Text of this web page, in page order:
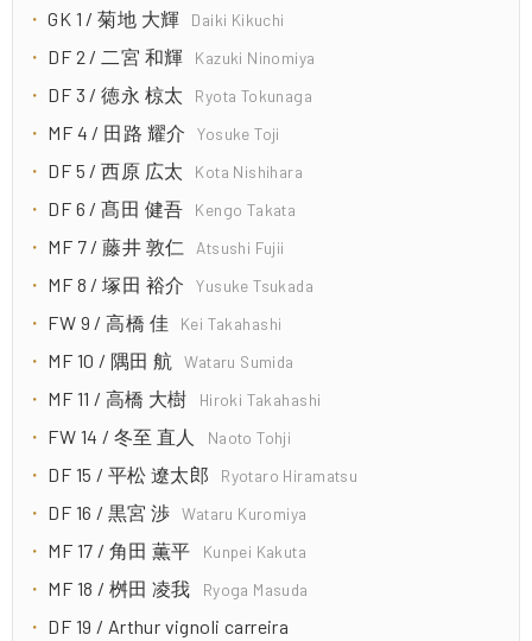
GK 1 / 菊地 大輝 Daiki Kikuchi
DF 2 / 二宮 和輝 Kazuki Ninomiya
DF 3 / 徳永 椋太 Ryota Tokunaga
MF 4 / 田路 耀介 Yosuke Toji
DF 5 / 西原 広太 Kota Nishihara
DF 6 / 髙田 健吾 Kengo Takata
MF 7 / 藤井 敦仁 Atsushi Fujii
MF 8 / 塚田 裕介 Yusuke Tsukada
FW 9 / 高橋 佳 Kei Takahashi
MF 10 / 隅田 航 Wataru Sumida
MF 11 / 高橋 大樹 Hiroki Takahashi
FW 14 / 冬至 直人 Naoto Tohji
DF 15 / 平松 遼太郎 Ryotaro Hiramatsu
DF 16 / 黒宮 渉 Wataru Kuromiya
MF 17 / 角田 薫平 Kunpei Kakuta
MF 18 / 桝田 凌我 Ryoga Masuda
DF 19 / Arthur vignoli carreira